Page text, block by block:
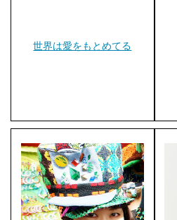
世界は愛をもとめてる